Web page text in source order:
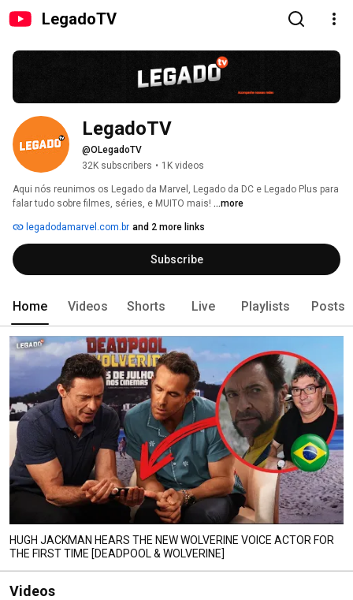
LegadoTV
LegadoTV
@OLegadoTV
32K subscribers • 1K videos
Aqui nós reunimos os Legado da Marvel, Legado da DC e Legado Plus para
falar tudo sobre filmes, séries, e MUITO mais! ...more
legadodamarvel.com.br and 2 more links
Subscribe
Home Videos Shorts Live Playlists Posts
HUGH JACKMAN HEARS THE NEW WOLVERINE VOICE ACTOR FOR
THE FIRST TIME [DEADPOOL & WOLVERINE]
Videos